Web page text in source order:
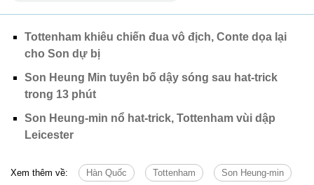
Tottenham khiêu chiến đua vô địch, Conte dọa lại
cho Son dự bị
Son Heung Min tuyên bố dậy sóng sau hat-trick
trong 13 phút
Son Heung-min nổ hat-trick, Tottenham vùi dập
Leicester
Xem thêm về: Hàn Quốc Tottenham Son Heung-min